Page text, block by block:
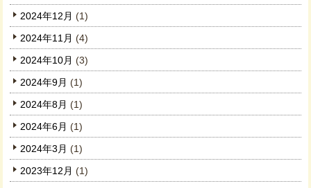
2024年12月 (1)
2024年11月 (4)
2024年10月 (3)
2024年9月 (1)
2024年8月 (1)
2024年6月 (1)
2024年3月 (1)
2023年12月 (1)